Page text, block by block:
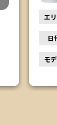
エリア
日付
モデル